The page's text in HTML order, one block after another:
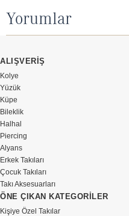
Yorumlar
ALIŞVERİŞ
Kolye
Yüzük
Küpe
Bileklik
Halhal
Piercing
Alyans
Erkek Takıları
Çocuk Takıları
Takı Aksesuarları
ÖNE ÇIKAN KATEGORİLER
Kişiye Özel Takılar